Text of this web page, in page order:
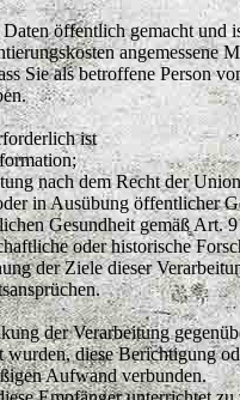
öffentlich gemacht
Sie als betroffene Person
ist
nach dem Recht der
in Ausübung öffentlicher
Gesundheit gemäß
oder historische
der Ziele dieser
der Verarbeitung
diese Berichtigung
Aufwand verbunden.